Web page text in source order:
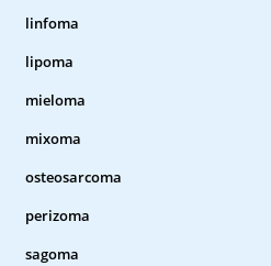
linfoma
lipoma
mieloma
mixoma
osteosarcoma
perizoma
sagoma